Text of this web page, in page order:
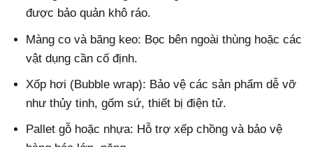
được bảo quản khô ráo.
Màng co và băng keo: Bọc bên ngoài thùng hoặc các
vật dụng cần cố định.
Xốp hơi (Bubble wrap): Bảo vệ các sản phẩm dễ vỡ
như thủy tinh, gốm sứ, thiết bị điện tử.
Pallet gỗ hoặc nhựa: Hỗ trợ xếp chồng và bảo vệ